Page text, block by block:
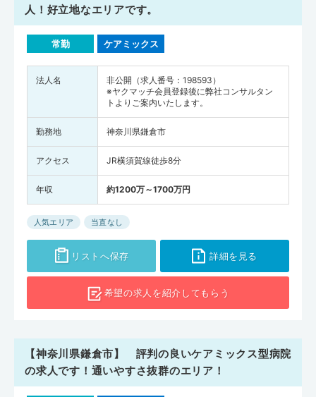
人！好立地なエリアです。
常勤 ケアミックス
法人名
非公開（求人番号：198593）
※ヤクマッチ会員登録後に弊社コンサルタン
トよりご案内いたします。
勤務地 神奈川県鎌倉市
アクセス JR横須賀線徒歩8分
年収 約1200万～1700万円
人気エリア 当直なし
リストへ保存 詳細を見る
希望の求人を紹介してもらう
【神奈川県鎌倉市】 評判の良いケアミックス型病院
の求人です！通いやすさ抜群のエリア！